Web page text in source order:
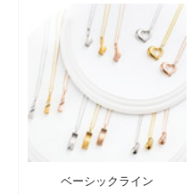
ベーシックライン